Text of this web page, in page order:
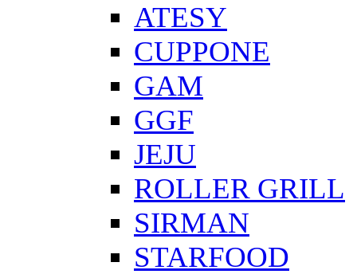
ATESY
CUPPONE
GAM
GGF
JEJU
ROLLER GRILL
SIRMAN
STARFOOD